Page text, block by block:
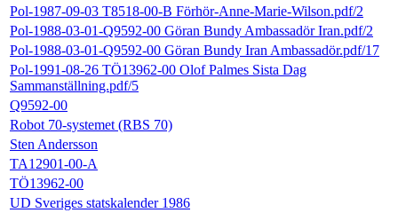
Pol-1987-09-03 T8518-00-B Förhör-Anne-Marie-Wilson.pdf/2
Pol-1988-03-01-Q9592-00 Göran Bundy Ambassadör Iran.pdf/2
Pol-1988-03-01-Q9592-00 Göran Bundy Iran Ambassadör.pdf/17
Pol-1991-08-26 TÖ13962-00 Olof Palmes Sista Dag
Sammanställning.pdf/5
Q9592-00
Robot 70-systemet (RBS 70)
Sten Andersson
TA12901-00-A
TÖ13962-00
UD Sveriges statskalender 1986